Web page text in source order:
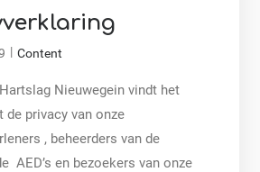
| Content
Nieuwegein vindt het
de privacy van onze
, beheerders van de
AED’s en bezoekers van onze